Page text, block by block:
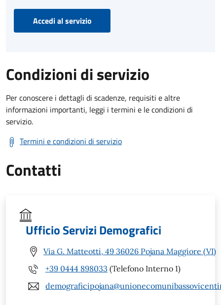
Accedi al servizio
Condizioni di servizio
Per conoscere i dettagli di scadenze, requisiti e altre
informazioni importanti, leggi i termini e le condizioni di
servizio.
Termini e condizioni di servizio
Contatti
Ufficio Servizi Demografici
Via G. Matteotti, 49 36026 Pojana Maggiore (VI)
+39 0444 898033 (Telefono Interno 1)